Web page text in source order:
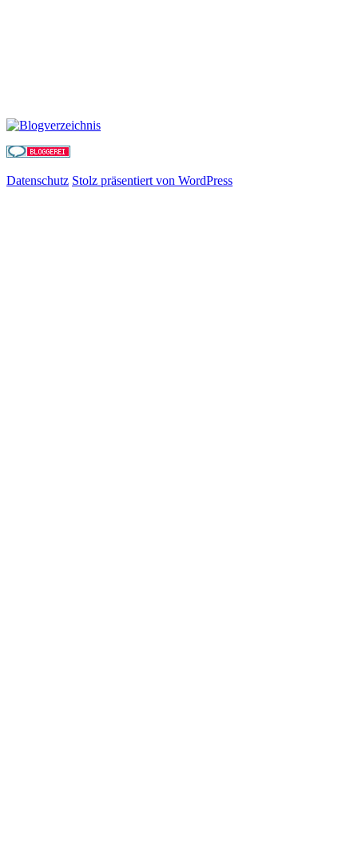
Datenschutz Stolz präsentiert von WordPress